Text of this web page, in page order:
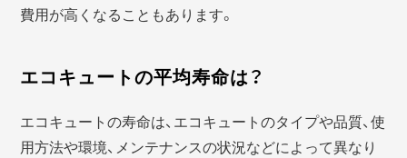
費用が高くなることもあります。
エコキュートの平均寿命は？
エコキュートの寿命は、エコキュートのタイプや品質、使
用方法や環境、メンテナンスの状況などによって異なり